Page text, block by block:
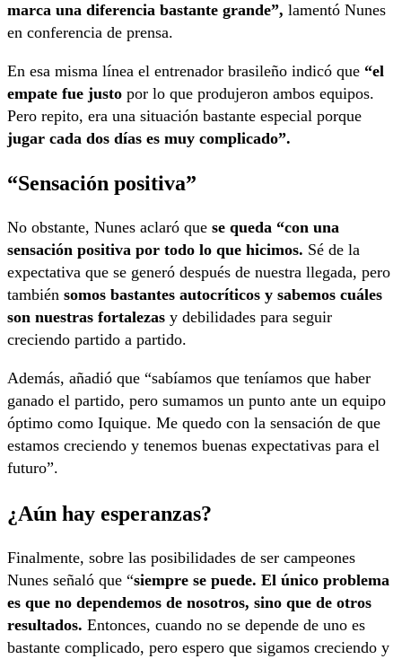
marca una diferencia bastante grande”, lamentó Nunes
en conferencia de prensa.
En esa misma línea el entrenador brasileño indicó que “el
empate fue justo por lo que produjeron ambos equipos.
Pero repito, era una situación bastante especial porque
jugar cada dos días es muy complicado”.
“Sensación positiva”
No obstante, Nunes aclaró que se queda “con una
sensación positiva por todo lo que hicimos. Sé de la
expectativa que se generó después de nuestra llegada, pero
también somos bastantes autocríticos y sabemos cuáles
son nuestras fortalezas y debilidades para seguir
creciendo partido a partido.
Además, añadió que “sabíamos que teníamos que haber
ganado el partido, pero sumamos un punto ante un equipo
óptimo como Iquique. Me quedo con la sensación de que
estamos creciendo y tenemos buenas expectativas para el
futuro”.
¿Aún hay esperanzas?
Finalmente, sobre las posibilidades de ser campeones
Nunes señaló que “siempre se puede. El único problema
es que no dependemos de nosotros, sino que de otros
resultados. Entonces, cuando no se depende de uno es
bastante complicado, pero espero que sigamos creciendo y